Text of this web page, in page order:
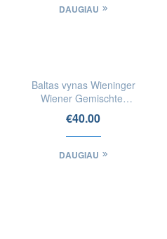
DAUGIAU
FIZINĖSE
PARDUOTUVĖSE
Baltas vynas Wieninger
Wiener Gemischter
Satz Ried Ulm DAC
€40.00
DAUGIAU